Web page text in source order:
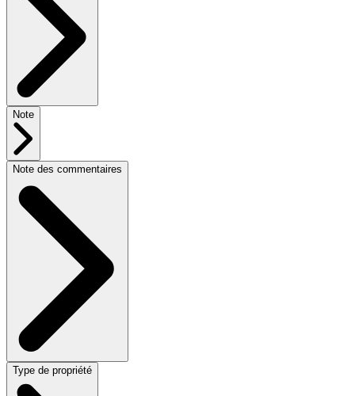
Note
Note des commentaires
Type de propriété